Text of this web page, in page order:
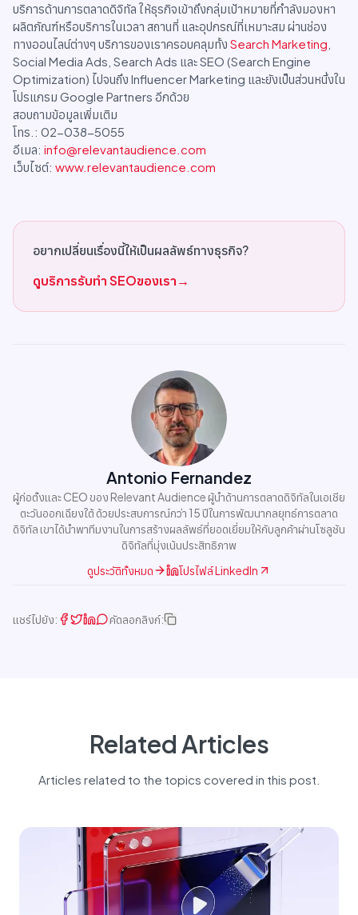
บริการด้านการตลาดดิจิทัล ให้ธุรกิจเข้าถึงกลุ่มเป้าหมายที่กำลังมองหา
ผลิตภัณฑ์หรือบริการในเวลา สถานที่ และอุปกรณ์ที่เหมาะสม ผ่านช่อง
ทางออนไลน์ต่างๆ บริการของเราครอบคลุมทั้ง Search Marketing
Social Media Ads, Search Ads และ SEO (Search Engine
Optimization) ไปจนถึง Influencer Marketing และยังเป็นส่วนหนึ่งใน
โปรแกรม Google Partners อีกด้วย
สอบถามข้อมูลเพิ่มเติม
โทร.: 02-038-5055
อีเมล: info@relevantaudience.com
เว็บไซต์: www.relevantaudience.com
อยากเปลี่ยนเรื่องนี้ให้เป็นผลลัพธ์ทางธุรกิจ?
ดูบริการรับทำ SEOของเรา→
Antonio Fernandez
ผู้ก่อตั้งและ CEO ของ Relevant Audience ผู้นำด้านการตลาดดิจิทัลในเอเชีย
ตะวันออกเฉียงใต้ ด้วยประสบการณ์กว่า 15 ปีในการพัฒนากลยุทธ์การตลาด
ดิจิทัล เขาได้นำพาทีมงานในการสร้างผลลัพธ์ที่ยอดเยี่ยมให้กับลูกค้าผ่านโซลูชัน
ดิจิทัลที่มุ่งเน้นประสิทธิภาพ
ดูประวัติทั้งหมด
โปรไฟล์ LinkedIn
แชร์ไปยัง: คัดลอกลิงก์:
Related Articles
Articles related to the topics covered in this post.